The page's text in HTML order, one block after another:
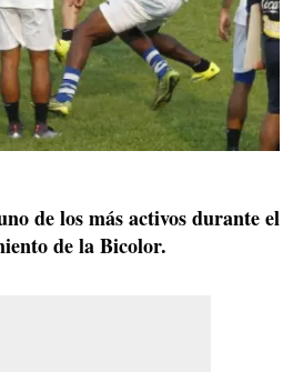
de los más activos durante el
de la Bicolor.